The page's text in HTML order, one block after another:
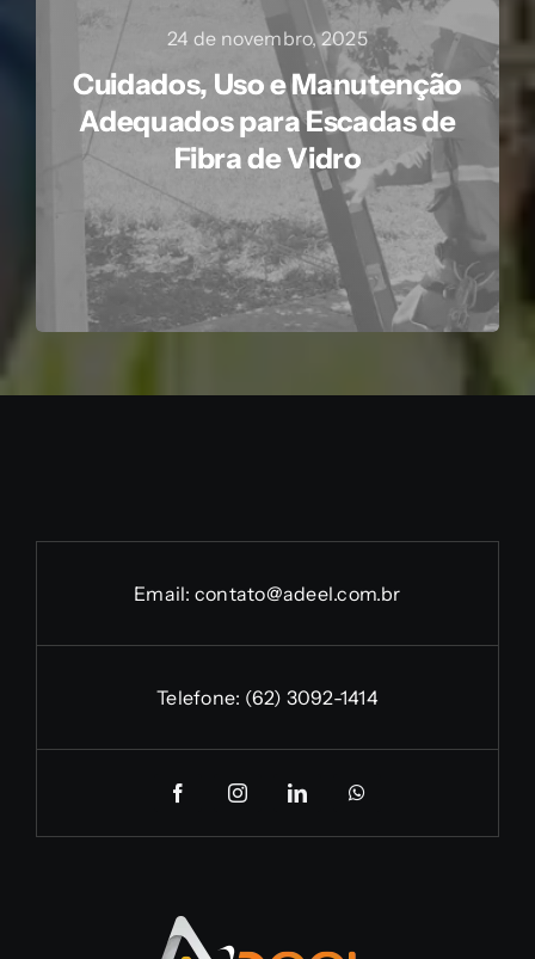
24 de novembro, 2025
Cuidados, Uso e Manutenção
Adequados para Escadas de
Fibra de Vidro
Email: contato@adeel.com.br
Telefone: (62) 3092-1414